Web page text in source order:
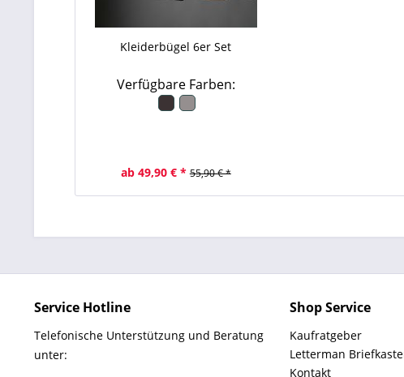
Kleiderbügel 6er Set
Verfügbare Farben:
ab 49,90 € * 55,90 € *
Service Hotline
Telefonische Unterstützung und Beratung
unter:
Shop Service
Kaufratgeber
Letterman
Kontakt